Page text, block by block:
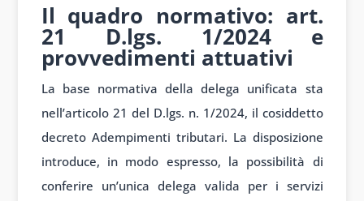
Il quadro normativo: art.
21 D.lgs. 1/2024 e
provvedimenti attuativi
La base normativa della delega unificata sta
nell’articolo 21 del D.lgs. n. 1/2024, il cosiddetto
decreto Adempimenti tributari. La disposizione
introduce, in modo espresso, la possibilità di
conferire un’unica delega valida per i servizi